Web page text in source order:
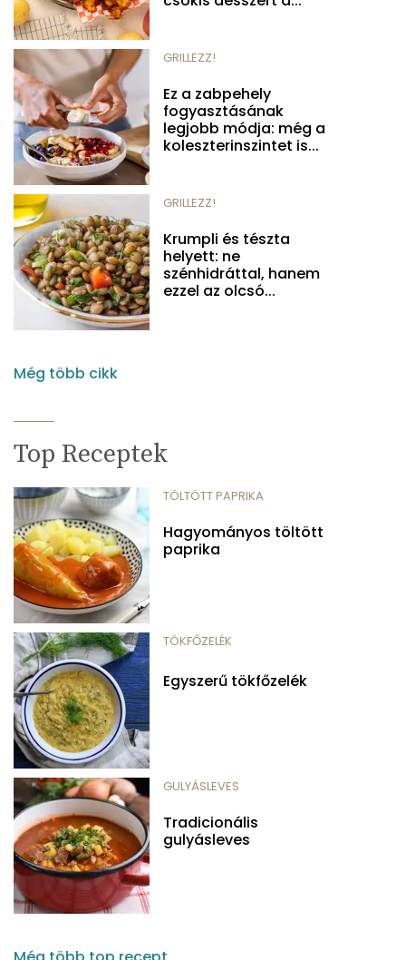
GRILLEZZ!
Ez a zabpehely
fogyasztásának
legjobb módja: még a
koleszterinszintet is...
GRILLEZZ!
Krumpli és tészta
helyett: ne
szénhidráttal, hanem
ezzel az olcsó...
Még több cikk
Top Receptek
TÖLTÖTT PAPRIKA
Hagyományos töltött
paprika
TÖKFŐZELÉK
Egyszerű tökfőzelék
GULYÁSLEVES
Tradicionális
gulyásleves